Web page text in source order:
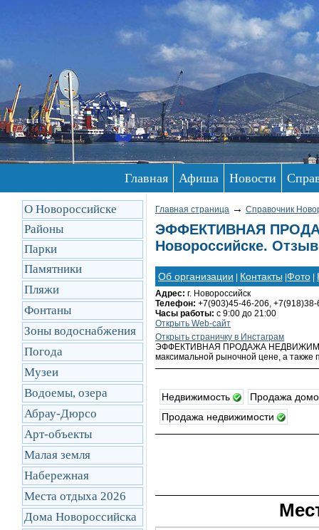
Главная Афиша Новости
О Новороссийске
Районы
Парки
Памятники
Пляжи
Фонтаны
Зоны водоснабжения
Погода
Музеи
Водоемы, озера
Абрау-Дюрсо
Арт-объекты
Малая земля
Набережная
Места отдыха 2026
Дома Новороссийска
Главная страница → Справочник
ЭФФЕКТИВНАЯ
Новороссийске.
Об организации Контакты Фото
Адрес: г. Новороссийск
Телефон: +7(903)45-46-206,
Часы работы: с 9:00 до 21:00
Открыть Web-сайт
Открыть cтраничку в Инстаграм
ЭФФЕКТИВНАЯ ПРОДАЖА
максимальной рыночной цене, а
Недвижимость
Продажа
Продажа недвижимости